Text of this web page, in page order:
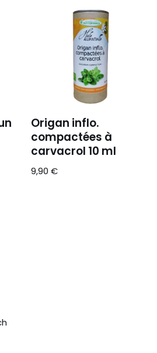
Origan inflo.
compactées à
carvacrol 10 ml
9,90€